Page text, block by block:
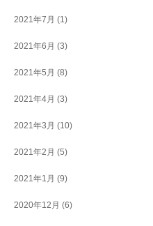
2021年7月 (1)
2021年6月 (3)
2021年5月 (8)
2021年4月 (3)
2021年3月 (10)
2021年2月 (5)
2021年1月 (9)
2020年12月 (6)